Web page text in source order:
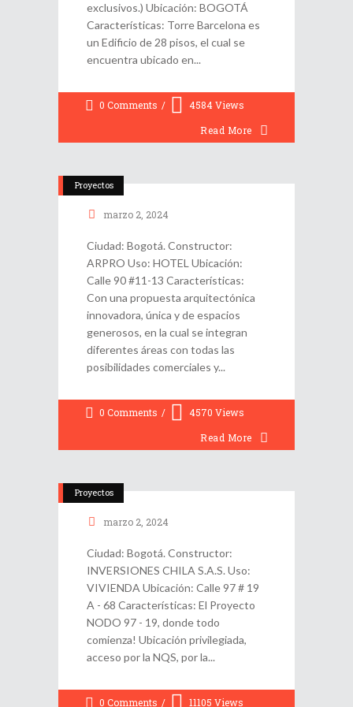
exclusivos.) Ubicación: BOGOTÁ
Características: Torre Barcelona es
un Edificio de 28 pisos, el cual se
encuentra ubicado en
0 Comments 4584Views
Read More
Proyectos
marzo 2, 2024
Ciudad: Bogotá. Constructor:
ARPRO Uso: HOTEL Ubicación:
Calle 90 #11-13 Características:
Con una propuesta arquitectónica
innovadora, única y de espacios
generosos, en la cual se integran
diferentes áreas con todas las
posibilidades comerciales y
0 Comments 4570 Views
Read More
Proyectos
marzo 2, 2024
Ciudad: Bogotá. Constructor:
INVERSIONES CHILA S.A.S. Uso:
VIVIENDA Ubicación: Calle 97 # 19
A - 68 Características: El Proyecto
NODO 97 - 19, donde todo
comienza! Ubicación privilegiada,
acceso por la NQS, por la
0 Comments 11105 Views